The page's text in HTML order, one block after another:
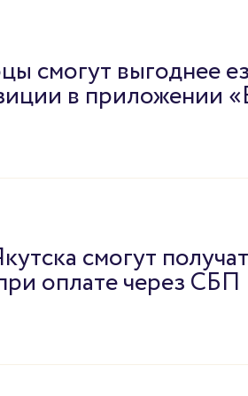
смогут выгоднее
в приложении
смогут
оплате через СБП